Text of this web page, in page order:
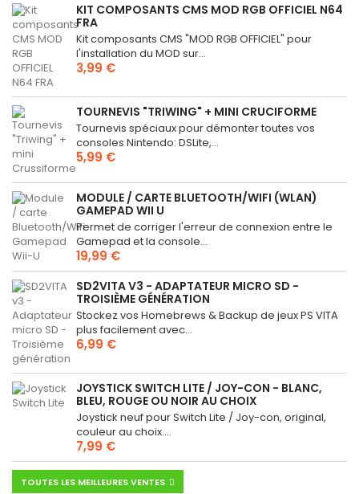
KIT COMPOSANTS CMS MOD RGB OFFICIEL N64
FRA
Kit composants CMS "MOD RGB OFFICIEL" pour
l'installation du MOD sur...
3,99 €
TOURNEVIS "TRIWING" + MINI CRUCIFORME
Tournevis spéciaux pour démonter toutes vos
consoles Nintendo: DSLite,...
5,99 €
MODULE / CARTE BLUETOOTH/WIFI (WLAN)
GAMEPAD WII U
Permet de corriger l'erreur de connexion entre le
Gamepad et la console...
19,99 €
SD2VITA V3 - ADAPTATEUR MICRO SD -
TROISIÈME GÉNÉRATION
Stockez vos Homebrews & Backup de jeux PS VITA
plus facilement avec...
6,99 €
JOYSTICK SWITCH LITE / JOY-CON - BLANC,
BLEU, ROUGE OU NOIR AU CHOIX
Joystick neuf pour Switch Lite / Joy-con, original,
couleur au choix....
7,99 €
TOUTES LES MEILLEURES VENTES